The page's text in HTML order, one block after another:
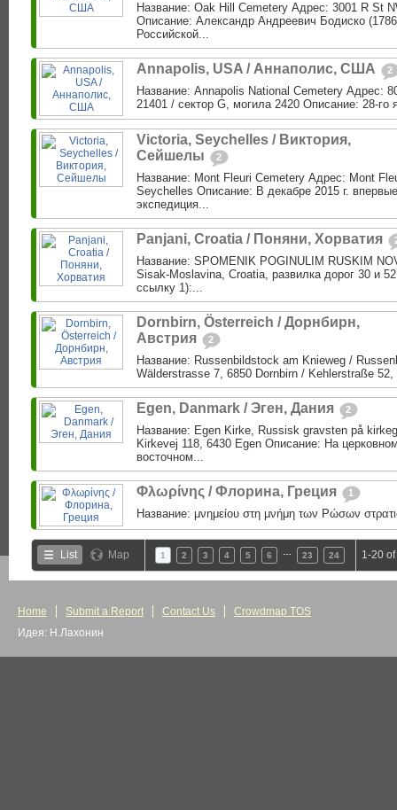
Название: Oak Hill Cemetery Адрес: 3001 R St
Описание: Александр Андреевич Бодиско
Российской...
Annapolis, USA / Аннаполис, США 2
Название: Annapolis National Cemetery Адрес:
21401 / сектор G, могила 2420 Описание: 28-
Victoria, Seychelles / Виктория,
Сейшелы
2
Название: Mont Fleuri Cemetery Адрес: Mont
Seychelles Описание: В декабре 2015 г.
экспедиция...
Panjani, Croatia / Поняни, Хорватия
Название: SPOMENIK POGINULIM RUSKIM
Sisak-Moslavina, Croatia, развилка дорог 30 и
ссылку 1):...
Dornbirn, Österreich / Дорнбирн,
Австрия
2
Название: Russenbildstock am Knieweg /
Wälderstrasse 7, 6850 Dornbirn / Kehlerstraße
Egen, Danmark / Эген, Дания 2
Название: Egen Kirke, Russisk gravsten på
Kirkevej 118, 6430 Egen Описание: На
восточном...
Φλωρίνης / Флорина, Греция 1
Название: μνημείου στη μνήμη των Ρώσων
List Map 1 2 3 4 5 6 23 24 1-20
Home Submit a Report Contact Us
Crowdmap TOS
Идея: Н.Лахонин